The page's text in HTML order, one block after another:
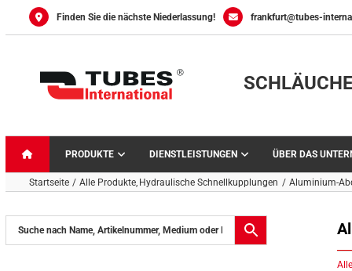
Finden Sie die nächste Niederlassung! frankfurt@tubes-
PRODUKTE DIENSTLEISTUNGEN ÜBER DAS
Startseite Alle Produkte Hydraulische Schnellkupplungen Aluminium-